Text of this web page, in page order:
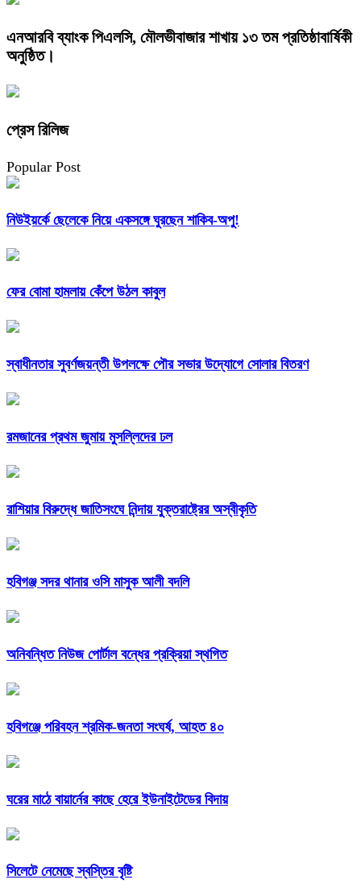
এনআরবি ব্যাংক পিএলসি, মৌলভীবাজার শাখায় ১৩ তম প্রতিষ্ঠাবার্ষিকী
অনুষ্ঠিত।
প্রেস রিলিজ
Popular Post
নিউইয়র্কে ছেলেকে নিয়ে একসঙ্গে ঘুরছেন শাকিব-অপু!
ফের বোমা হামলায় কেঁপে উঠল কাবুল
স্বাধীনতার সুবর্ণজয়ন্তী উপলক্ষে পৌর সভার উদ্যোগে সোলার বিতরণ
রমজানের প্রথম জুমায় মুসল্লিদের ঢল
রাশিয়ার বিরুদ্ধে জাতিসংঘে নিন্দায় যুক্তরাষ্ট্রের অস্বীকৃতি
হবিগঞ্জ সদর থানার ওসি মাসুক আলী বদলি
অনিবন্ধিত নিউজ পোর্টাল বন্ধের প্রক্রিয়া স্থগিত
হবিগঞ্জে পরিবহন শ্রমিক-জনতা সংঘর্ষ, আহত ৪০
ঘরের মাঠে বায়ার্নের কাছে হেরে ইউনাইটেডের বিদায়
সিলেটে নেমেছে স্বস্তির বৃষ্টি